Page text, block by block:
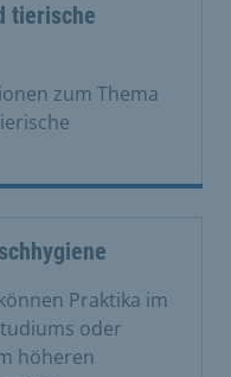
tierische
zum Thema
Praktika im
oder
höheren